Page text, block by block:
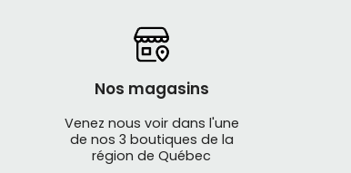
Nos magasins
Venez nous voir dans l'une
de nos 3 boutiques de la
région de Québec